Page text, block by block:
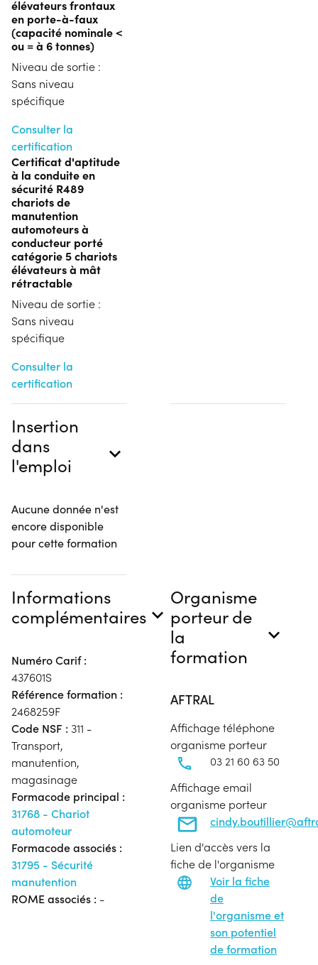
élévateurs frontaux
en porte-à-faux
(capacité nominale <
ou = à 6 tonnes)
Niveau de sortie :
Sans niveau
spécifique
Consulter la
certification
Certificat d'aptitude
à la conduite en
sécurité R489
chariots de
manutention
automoteurs à
conducteur porté
catégorie 5 chariots
élévateurs à mât
rétractable
Niveau de sortie :
Sans niveau
spécifique
Consulter la
certification
Insertion
dans
l'emploi
Aucune donnée n'est
encore disponible
pour cette formation
Informations
complémentaires
Numéro Carif :
437601S
Référence formation :
2468259F
Code NSF : 311 -
Transport,
manutention,
magasinage
Formacode principal :
31768 - Chariot
automoteur
Formacode associés :
31795 - Sécurité
manutention
ROME associés : -
Organisme
porteur de
la
formation
AFTRAL
Affichage téléphone
organisme porteur
03 21 60 63 50
Affichage email
organisme porteur
Lien d'accès vers la
fiche de l'organisme
Voir la fiche
de
l'organisme et
son potentiel
de formation